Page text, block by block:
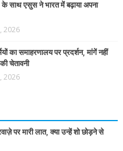
साथ एसुस ने भारत में बढ़ाया अपना
2026
का समाहरणालय पर प्रदर्शन, मांगें नहीं
चेतावनी
2026
पर मारी लात, क्या उन्हें शो छोड़ने से